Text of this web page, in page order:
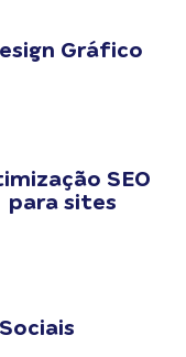
Gráfico
SEO
para sites